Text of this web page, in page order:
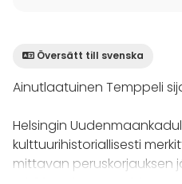
Översätt till svenska
Ainutlaatuinen Temppeli
Helsingin
kulttuurihistoriallisesti
mittavan peruskorjauksen